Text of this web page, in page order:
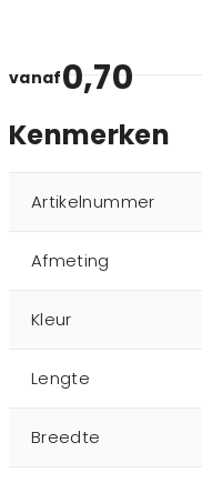
vanaf0,70
Kenmerken
Artikelnummer
Afmeting
Kleur
Lengte
Breedte